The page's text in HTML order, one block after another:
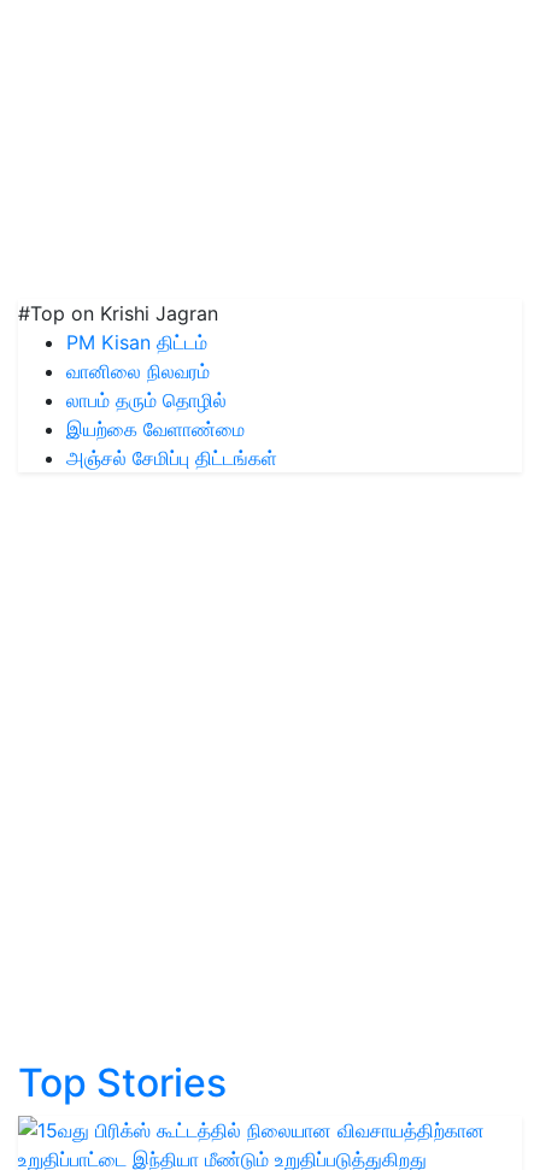
#Top on Krishi Jagran
PM Kisan திட்டம்
வானிலை நிலவரம்
லாபம் தரும் தொழில்
இயற்கை வேளாண்மை
அஞ்சல் சேமிப்பு திட்டங்கள்
Top Stories